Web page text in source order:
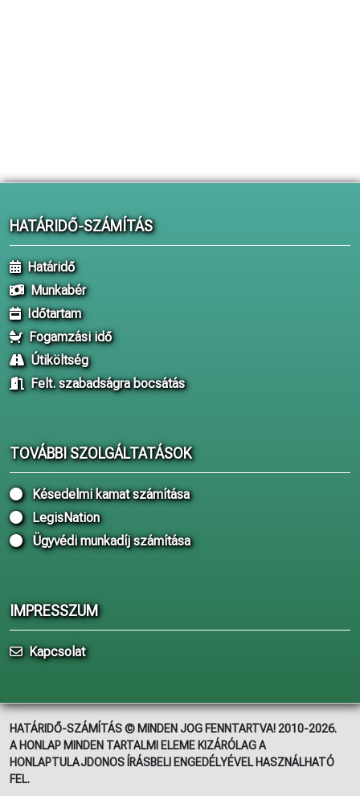
HATÁRIDŐ-SZÁMÍTÁS
Határidő
Munkabér
Időtartam
Fogamzási idő
Útiköltség
Felt. szabadságra bocsátás
TOVÁBBI SZOLGÁLTATÁSOK
Késedelmi kamat számítása
LegisNation
Ügyvédi munkadíj számítása
IMPRESSZUM
Kapcsolat
HATÁRIDŐ-SZÁMÍTÁS © MINDEN JOG FENNTARTVA! 2010-2026.
A HONLAP MINDEN TARTALMI ELEME KIZÁRÓLAG A
HONLAPTULAJDONOS ÍRÁSBELI ENGEDÉLYÉVEL HASZNÁLHATÓ
FEL.